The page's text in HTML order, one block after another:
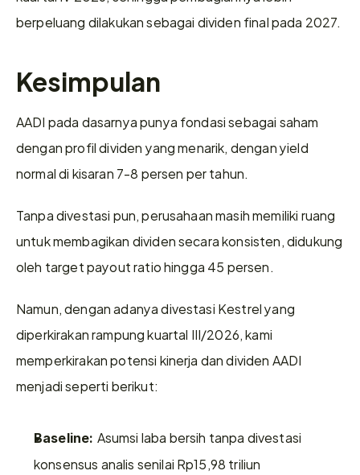
berpeluang dilakukan sebagai dividen final pada 2027.
Kesimpulan
AADI pada dasarnya punya fondasi sebagai saham
dengan profil dividen yang menarik, dengan yield
normal di kisaran 7-8 persen per tahun.
Tanpa divestasi pun, perusahaan masih memiliki ruang
untuk membagikan dividen secara konsisten, didukung
oleh target payout ratio hingga 45 persen.
Namun, dengan adanya divestasi Kestrel yang
diperkirakan rampung kuartal III/2026, kami
memperkirakan potensi kinerja dan dividen AADI
menjadi seperti berikut:
Baseline: Asumsi laba bersih tanpa divestasi
konsensus analis senilai Rp15,98 triliun